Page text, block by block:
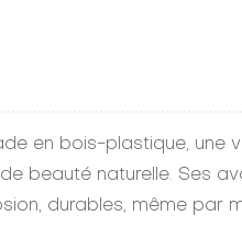
en bois-plastique, une
beauté naturelle. Ses
durables, même par